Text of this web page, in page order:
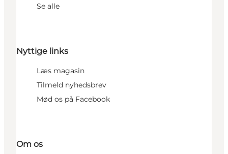
Se alle
Nyttige links
Læs magasin
Tilmeld nyhedsbrev
Mød os på Facebook
Om os